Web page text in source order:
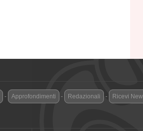
- Approfondimenti - Redazionali - Ricevi